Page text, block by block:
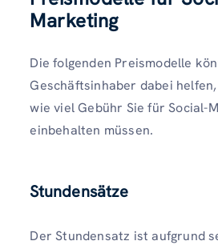
Marketing
Die folgenden Preismodelle
Geschäftsinhaber dabei
wie viel Gebühr Sie für Social-
einbehalten müssen.
Stundensätze
Der Stundensatz ist aufgrund